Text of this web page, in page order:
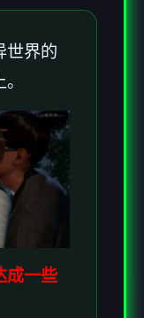
世界的
成一些